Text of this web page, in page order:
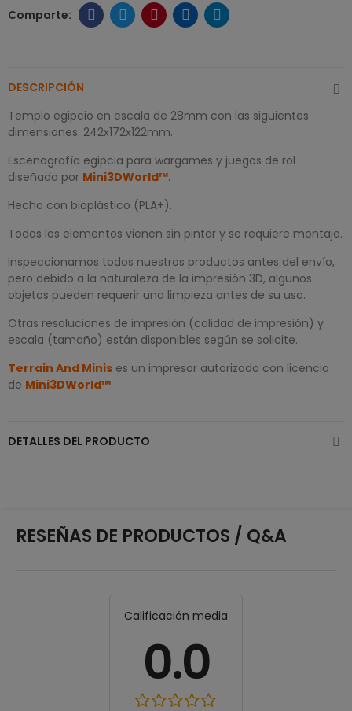
DESCRIPCIÓN
Templo egipcio en escala de 28mm con las siguientes
dimensiones: 242x172x122mm.
Escenografía egipcia para wargames y juegos de rol
diseñada por Mini3DWorld™.
Hecho con bioplástico (PLA+).
Todos los elementos vienen sin pintar y se requiere montaje.
Inspeccionamos todos nuestros productos antes del envío,
pero debido a la naturaleza de la impresión 3D, algunos
objetos pueden requerir una limpieza antes de su uso.
Otras resoluciones de impresión (calidad de impresión) y
escala (tamaño) están disponibles según se solicite.
Terrain And Minis es un impresor autorizado con licencia
de Mini3DWorld™.
DETALLES DEL PRODUCTO
RESEÑAS DE PRODUCTOS / Q&A
Calificación media
0.0